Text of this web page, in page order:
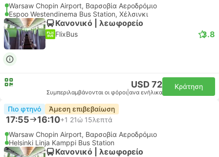
Warsaw Chopin Airport, Βαρσοβία Αεροδρόμιο
Espoo Westendinema Bus Station, Χέλσινκι
Κανονικό | λεωφορείο
FlixBus 3.8
USD 72
Συμπεριλαμβάνονται οι φόροι ανα ενήλικα
Κράτηση
Πιο φτηνό Άμεση επιβεβαίωση
17:55 16:10+1 21ώ 15λεπτά
Warsaw Chopin Airport, Βαρσοβία Αεροδρόμιο
Helsinki Linja Kamppi Bus Station
Κανονικό | λεωφορείο